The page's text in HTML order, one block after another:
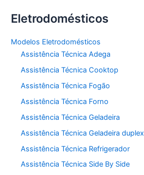
Eletrodomésticos
Modelos Eletrodomésticos
Assistência Técnica Adega
Assistência Técnica Cooktop
Assistência Técnica Fogão
Assistência Técnica Forno
Assistência Técnica Geladeira
Assistência Técnica Geladeira duplex
Assistência Técnica Refrigerador
Assistência Técnica Side By Side